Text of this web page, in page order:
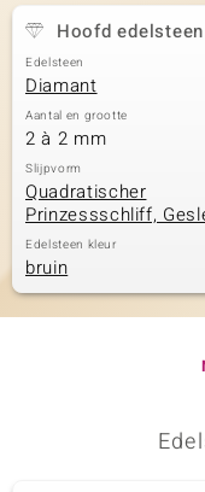
Hoofd edelsteen
Edelsteen
Diamant
Aantal en grootte
2 à 2 mm
Slijpvorm
Quadratischer
Prinzessschliff,
Edelsteen kleur
bruin